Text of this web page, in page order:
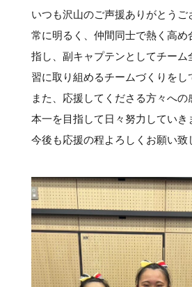
いつも沢山のご声援ありがとうご
常に明るく、仲間同士で熱く高め
指し、副キャプテンとしてチーム
習に取り組めるチームづくりをし
また、応援してくださる方々への
本一を目指して日々努力していき
今後も応援の程よろしくお願い致